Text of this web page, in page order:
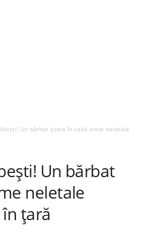
Un bărbat ținea în casă arme neletale
Un bărbat
neletale
țară